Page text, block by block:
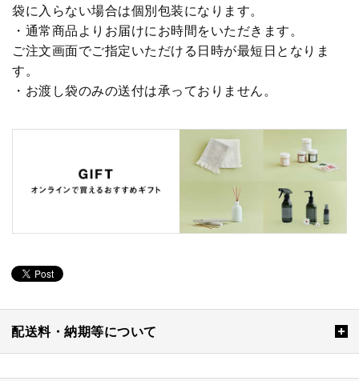
袋に入らない場合は個別包装になります。
・通常商品よりお届けにお時間をいただきます。
ご注文画面でご指定いただける日時が最短日となりま
す。
・お渡し袋のみの送付は承っておりません。
配送料・納期等について